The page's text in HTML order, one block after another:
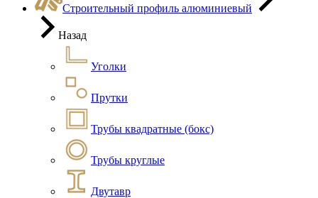
Строительный профиль алюминиевый
Назад
Уголки
Прутки
Трубы квадратные (бокс)
Трубы круглые
Двутавр